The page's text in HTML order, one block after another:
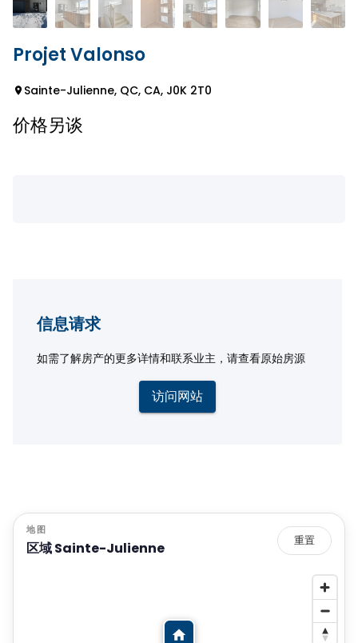
Projet Valonso
Sainte-Julienne, QC, CA, J0K 2T0
价格另谈
信息请求
如需了解房产的更多详情和联系业主，请查看原始房源
访问网站
地图
区域 Sainte-Julienne 重置